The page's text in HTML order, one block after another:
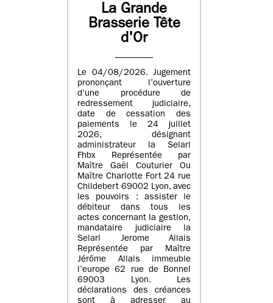
La Grande
Brasserie Tête
d'Or
Le 04/08/2026. Jugement
prononçant l’ouverture
d’une procédure de
redressement judiciaire,
date de cessation des
paiements le 24 juillet
2026, désignant
administrateur la Selarl
Fhbx Représentée par
Maître Gaël Couturier Ou
Maître Charlotte Fort 24 rue
Childebert 69002 Lyon, avec
les pouvoirs : assister le
débiteur dans tous les
actes concernant la gestion,
mandataire judiciaire la
Selarl Jerome Allais
Représentée par Maître
Jérôme Allais immeuble
l’europe 62 rue de Bonnel
69003 Lyon. Les
déclarations des créances